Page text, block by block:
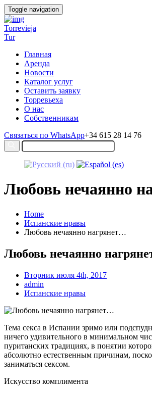
Toggle navigation
Torrevieja
Tur
Главная
Аренда
Новости
Каталог услуг
Оставить заявку
Торревьеха
О нас
Собственникам
Связаться по WhatsApp+34 615 28 14 76
Любовь нечаянно
Home
Испанские нравы
Любовь нечаянно нагрянет…
Любовь нечаянно
Вторник июля 4th, 2017
admin
Испанские нравы
Тема секса в Испании зримо или
ничего удивительного в минимальном
пуританских традициях, в понятии
абсолютно естественным причинам,
заниматься сексом.
Искусство комплимента